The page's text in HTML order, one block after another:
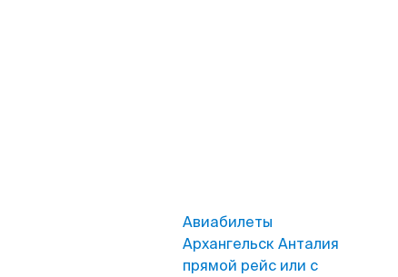
Авиабилеты
Архангельск Анталия
прямой рейс или с